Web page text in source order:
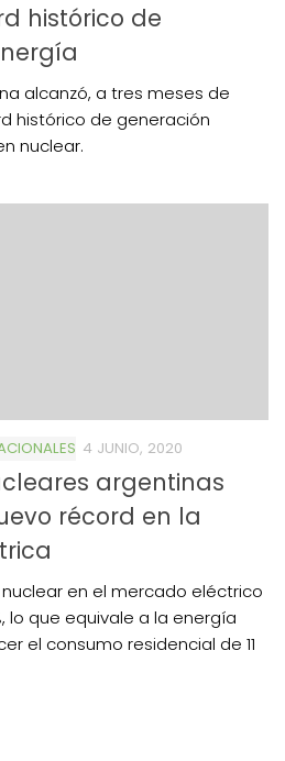
histórico de
alcanzó, a tres meses de
histórico de generación
nuclear.
4 JUNIO, 2020
argentinas
récord en la
en el mercado eléctrico
lo que equivale a la energía
el consumo residencial de 11